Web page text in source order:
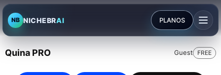
NB NICHEBRAI PLANOS
Quina PRO Guest FREE